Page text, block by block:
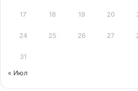
17 18 19 20
24 25 26 27
31
« Июл